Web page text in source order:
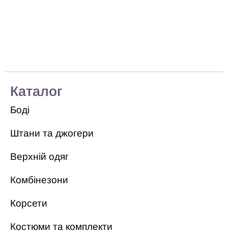
Каталог
Боді
Штани та джогери
Верхній одяг
Комбінезони
Корсети
Костюми та комплекти